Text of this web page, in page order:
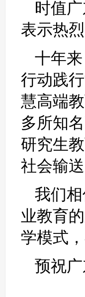
时值
表示热
十年
行动践
慧高端
多所知
研究生
社会输
我们
业教育
学模式
预祝